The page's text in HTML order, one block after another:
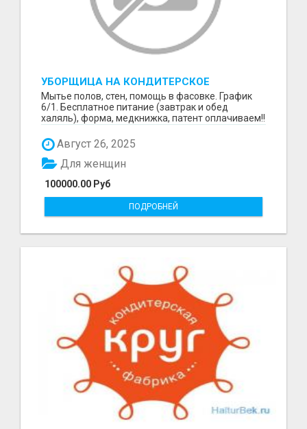
УБОРЩИЦА НА КОНДИТЕРСКОЕ
ПРОИЗВОДСТВО (МАРЬИНО/КУРЬЯНОВО)
Мытье полов, стен, помощь в фасовке. График
6/1. Бесплатное питание (завтрак и обед
халяль), форма, медкнижка, патент оплачиваем!!
Август 26, 2025
100000.00 Руб
Для женщин
ПОДРОБНЕЙ